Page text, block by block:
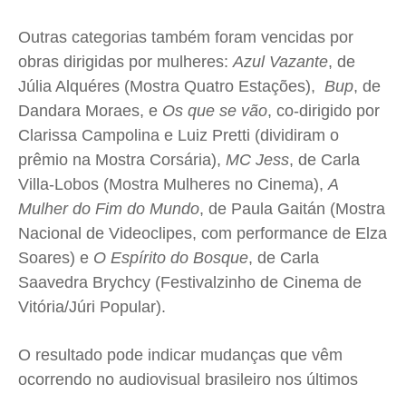
Outras categorias também foram vencidas por
obras dirigidas por mulheres:Azul Vazante, de
Júlia Alquéres (Mostra Quatro Estações), Bup, de
Dandara Moraes, e Os que se vão, co-dirigido por
Clarissa Campolina e Luiz Pretti (dividiram o
prêmio na Mostra Corsária), MC Jess, de Carla
Villa-Lobos (Mostra Mulheres no Cinema),A
Mulher do Fim do Mundo, de Paula Gaitán (Mostra
Nacional de Videoclipes, com performance de Elza
Soares) e O Espírito do Bosque, de Carla
Saavedra Brychcy (Festivalzinho de Cinema de
Vitória/Júri Popular).
O resultado pode indicar mudanças que vêm
ocorrendo no audiovisual brasileiro nos últimos